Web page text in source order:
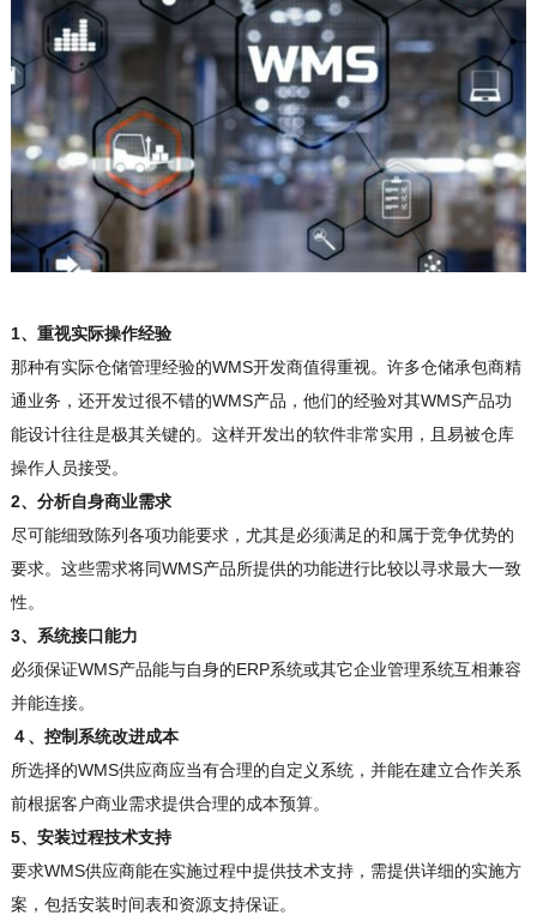
1、重视实际操作经验
那种有实际仓储管理经验的WMS开发商值得重视。许多仓储承包商精
通业务，还开发过很不错的WMS产品，他们的经验对其WMS产品功
能设计往往是极其关键的。这样开发出的软件非常实用，且易被仓库
操作人员接受。
2、分析自身商业需求
尽可能细致陈列各项功能要求，尤其是必须满足的和属于竞争优势的
要求。这些需求将同WMS产品所提供的功能进行比较以寻求最大一致
性。
3、系统接口能力
必须保证WMS产品能与自身的ERP系统或其它企业管理系统互相兼容
并能连接。
４、控制系统改进成本
所选择的WMS供应商应当有合理的自定义系统，并能在建立合作关系
前根据客户商业需求提供合理的成本预算。
5、安装过程技术支持
要求WMS供应商能在实施过程中提供技术支持，需提供详细的实施方
案，包括安装时间表和资源支持保证。